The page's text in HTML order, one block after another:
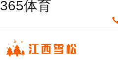
365体育